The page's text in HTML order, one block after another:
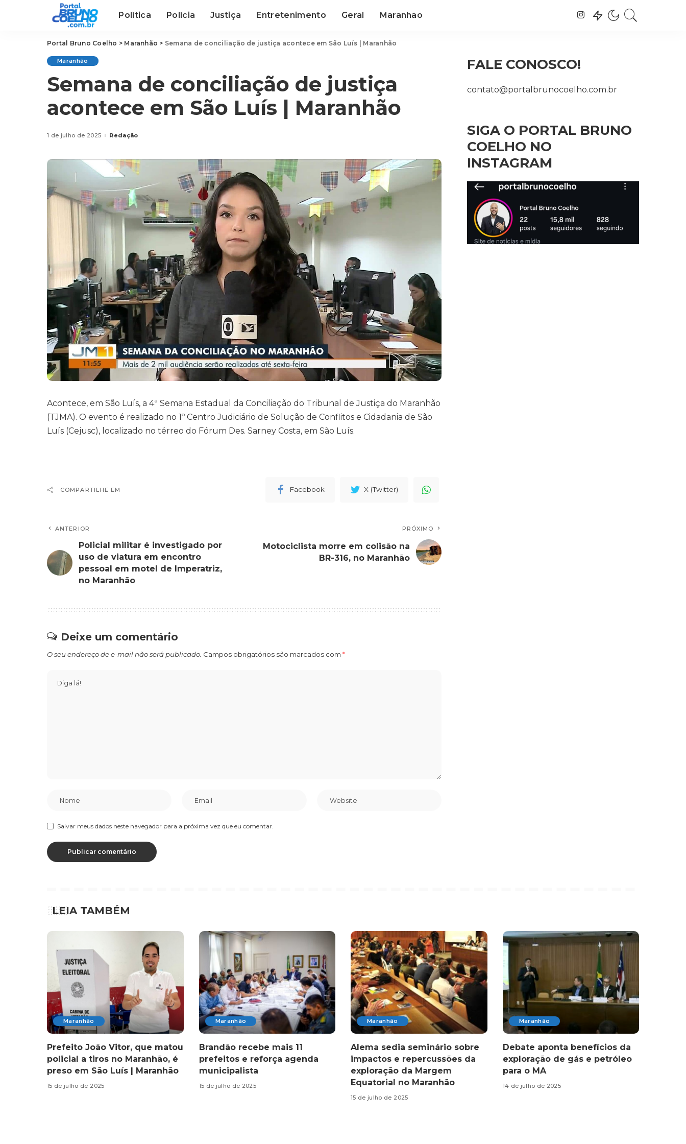
Política Polícia Justiça Entretenimento Geral Maranhão
Portal Bruno Coelho > Maranhão > Semana de conciliação de justiça acontece em São Luís | Maranhão
Maranhão
Semana de conciliação de justiça
acontece em São Luís | Maranhão
1 de julho de 2025Posted
Redação
Acontece, em São Luís, a 4ª Semana Estadual da Conciliação do Tribunal de Justiça do Maranhão
(TJMA). O evento é realizado no 1º Centro Judiciário de Solução de Conflitos e Cidadania de São
Luís (Cejusc), localizado no térreo do Fórum Des. Sarney Costa, em São Luís.
COMPARTILHE EM Facebook X (Twitter)
ANTERIOR
Policial militar é investigado por
uso de viatura em encontro
pessoal em motel de Imperatriz,
no Maranhão
PRÓXIMO
Motociclista morre em colisão na
BR-316, no Maranhão
Deixe um comentário
O seu endereço de e-mail não será publicado. Campos obrigatórios são marcados com *
Salvar meus dados neste navegador para a próxima vez que eu comentar.
FALE CONOSCO!
contato@portalbrunocoelho.com.br
SIGA O PORTAL BRUNO
COELHO NO
INSTAGRAM
LEIA TAMBÉM
Maranhão
Prefeito João Vitor, que matou
policial a tiros no Maranhão, é
preso em São Luís | Maranhão
15 de julho de 2025
Maranhão
Brandão recebe mais 11
prefeitos e reforça agenda
municipalista
15 de julho de 2025
Maranhão
Alema sedia seminário sobre
impactos e repercussões da
exploração da Margem
Equatorial no Maranhão
15 de julho de 2025
Maranhão
Debate aponta benefícios da
exploração de gás e petróleo
para o MA
14 de julho de 2025